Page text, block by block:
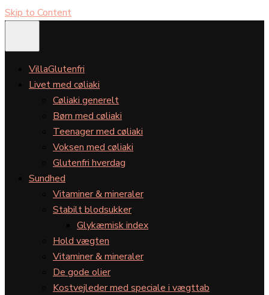
Skip to Content
VillaGlutenfri
Livet med cøliaki
Cøliaki generelt
Børn med cøliaki
Teenager med cøliaki
Voksen med cøliaki
Glutenfri hverdag
Sundhed
Vitaminer & mineraler
Stabilt blodsukker
Glykæmisk index
Hold vægten
Vitaminer & mineraler
De gode olier
Kostvejleder med speciale i vægttab